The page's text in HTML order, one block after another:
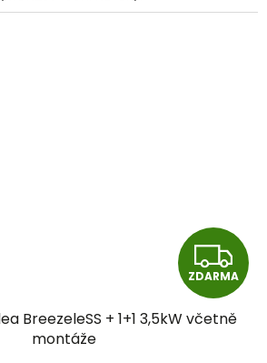
Z
D
A
ZDARMA
BreezeleSS + 1+1 3,5kW včetně
montáže